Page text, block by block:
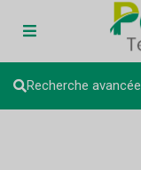
Recherche avancée